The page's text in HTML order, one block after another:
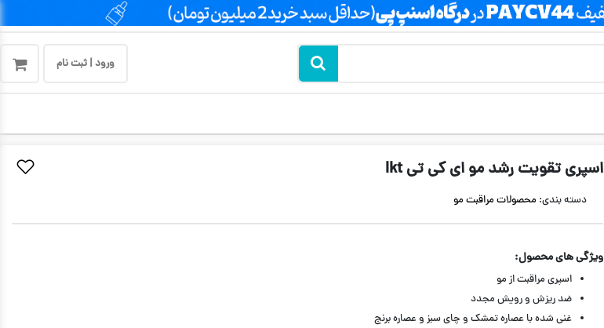
ورود | ثبت نام
اسپری تقویت رشد مو ای کی تی Ikt
دسته بندی: محصولات مراقبت مو
ویژگی های محصول:
اسپری مراقبت از مو
ضد ریزش و رویش مجدد
غنی شده با عصاره تمشک و چای سبز و عصاره برنج